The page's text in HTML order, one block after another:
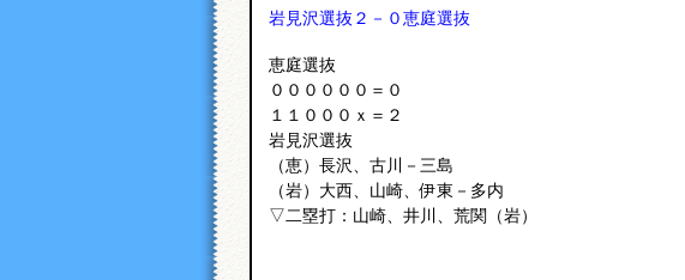
岩見沢選抜２－０恵庭選抜
恵庭選抜
００００００＝０
１１０００ｘ＝２
岩見沢選抜
（恵）長沢、古川－三島
（岩）大西、山崎、伊東－多内
▽二塁打：山崎、井川、荒関（岩）